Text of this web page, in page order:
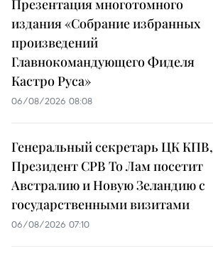
Презентация многотомного
издания «Собрание избранных
произведений
Главнокомандующего Фиделя
Кастро Руса»
06/08/2026 08:08
Генеральный секретарь ЦК КПВ,
Президент СРВ То Лам посетит
Австралию и Новую Зеландию с
государственными визитами
06/08/2026 07:10